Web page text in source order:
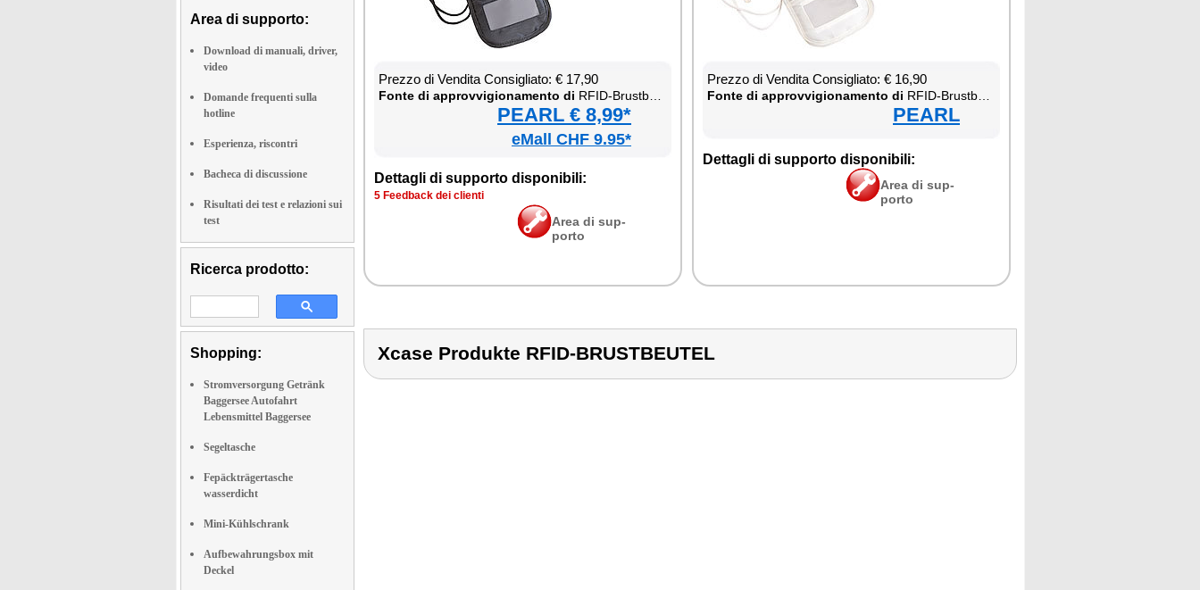
Area di supporto:
Download di manuali, driver,
video
Domande frequenti sulla
hotline
Esperienza, riscontri
Bacheca di discussione
Risultati dei test e relazioni sui
test
Ricerca prodotto:
Shopping:
Stromversorgung Getränk
Baggersee Autofahrt
Lebensmittel Baggersee
Segeltasche
Fepäckträgertasche
wasserdicht
Mini-Kühlschrank
Aufbewahrungsbox mit
Deckel
Prez­zo di Ven­di­ta Con­si­glia­to: € 17,90
Fon­te di ap­prov­vi­gio­na­men­to di RFID-Brust­beu­tel
PEARL € 8,99*
eMall CHF 9.95*
Det­ta­gli di sup­por­to di­spo­ni­bi­li:
5 Feed­back dei clien­ti
Area di sup­
por­to
Prez­zo di Ven­di­ta Con­si­glia­to: € 16,90
Fon­te di ap­prov­vi­gio­na­men­to di RFID-Brust­beu­tel
PEARL
Det­ta­gli di sup­por­to di­spo­ni­bi­li:
Area di sup­
por­to
Xcase Produkte RFID-BRUSTBEUTEL